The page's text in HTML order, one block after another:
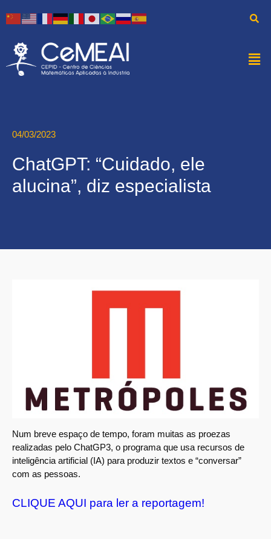
04/03/2023
ChatGPT: “Cuidado, ele
alucina”, diz especialista
Num breve espaço de tempo, foram muitas as proezas
realizadas pelo ChatGP3, o programa que usa recursos de
inteligência artificial (IA) para produzir textos e “conversar”
com as pessoas.
CLIQUE AQUI para ler a reportagem!